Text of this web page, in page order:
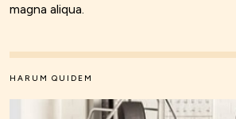
magna aliqua.
HARUM QUIDEM